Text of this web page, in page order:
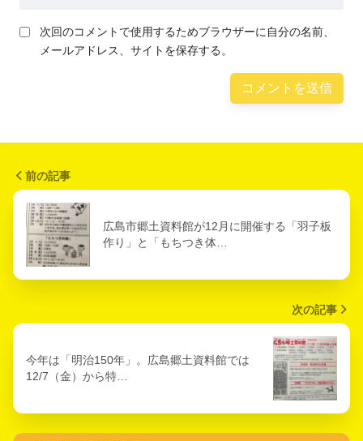
次回のコメントで使用するためブラウザーに自分の名前、
メールアドレス、サイトを保存する。
前の記事
広島市郷土資料館が12月に開催する「羽子板
作り」と「もちつき体…
次の記事
今年は「明治150年」。広島郷土資料館では
12/7（金）から特…